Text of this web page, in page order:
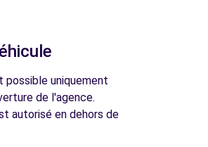
possible uniquement
de l'agence.
autorisé en dehors de